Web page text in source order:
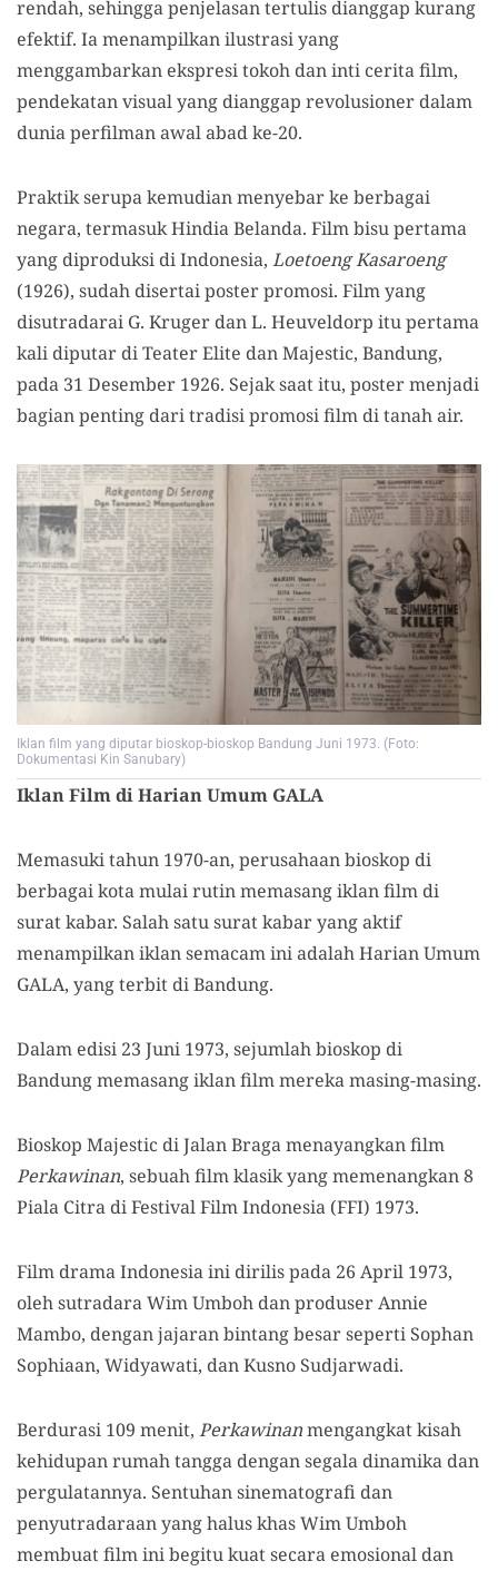
rendah, sehingga penjelasan tertulis dianggap kurang
efektif. Ia menampilkan ilustrasi yang
menggambarkan ekspresi tokoh dan inti cerita film,
pendekatan visual yang dianggap revolusioner dalam
dunia perfilman awal abad ke-20.
Praktik serupa kemudian menyebar ke berbagai
negara, termasuk Hindia Belanda. Film bisu pertama
yang diproduksi di Indonesia, Loetoeng Kasaroeng
(1926), sudah disertai poster promosi. Film yang
disutradarai G. Kruger dan L. Heuveldorp itu pertama
kali diputar di Teater Elite dan Majestic, Bandung,
pada 31 Desember 1926. Sejak saat itu, poster menjadi
bagian penting dari tradisi promosi film di tanah air.
Iklan film yang diputar bioskop-bioskop Bandung Juni 1973. (Foto:
Dokumentasi Kin Sanubary)
Iklan Film di Harian Umum GALA
Memasuki tahun 1970-an, perusahaan bioskop di
berbagai kota mulai rutin memasang iklan film di
surat kabar. Salah satu surat kabar yang aktif
menampilkan iklan semacam ini adalah Harian Umum
GALA, yang terbit di Bandung.
Dalam edisi 23 Juni 1973, sejumlah bioskop di
Bandung memasang iklan film mereka masing-masing.
Bioskop Majestic di Jalan Braga menayangkan film
Perkawinan, sebuah film klasik yang memenangkan 8
Piala Citra di Festival Film Indonesia (FFI) 1973.
Film drama Indonesia ini dirilis pada 26 April 1973,
oleh sutradara Wim Umboh dan produser Annie
Mambo, dengan jajaran bintang besar seperti Sophan
Sophiaan, Widyawati, dan Kusno Sudjarwadi.
Berdurasi 109 menit, Perkawinanmengangkat kisah
kehidupan rumah tangga dengan segala dinamika dan
pergulatannya. Sentuhan sinematografi dan
penyutradaraan yang halus khas Wim Umboh
membuat film ini begitu kuat secara emosional dan